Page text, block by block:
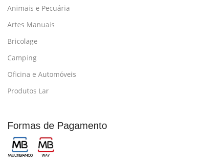
Animais e Pecuária
Artes Manuais
Bricolage
Camping
Oficina e Automóveis
Produtos Lar
Formas de Pagamento